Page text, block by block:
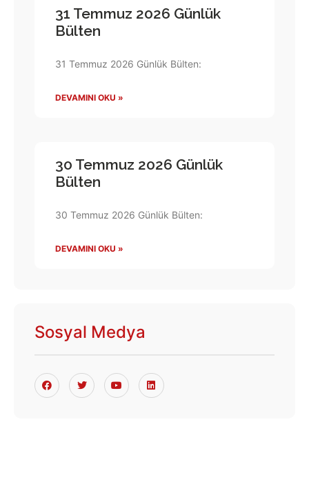
31 Temmuz 2026 Günlük
Bülten
31 Temmuz 2026 Günlük Bülten:
DEVAMINI OKU »
30 Temmuz 2026 Günlük
Bülten
30 Temmuz 2026 Günlük Bülten:
DEVAMINI OKU »
Sosyal Medya